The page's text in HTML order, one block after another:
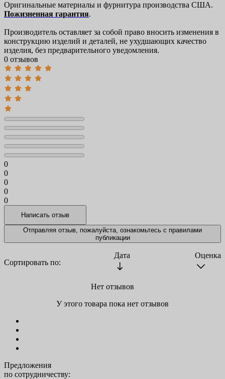
Оригинальные материалы и фурнитура производства США.
Пожизненная гарантия.
Производитель оставляет за собой право вносить изменения в
конструкцию изделий и деталей, не ухудшающих качество
изделия, без предварительного уведомления.
0 отзывов
0
0
0
0
0
Отправляя отзыв, пожалуйста, ознакомьтесь с правилами
публикации
Сортировать по:
Дата Оценка
Нет отзывов
У этого товара пока нет отзывов
Предложения
по сотрудничеству: